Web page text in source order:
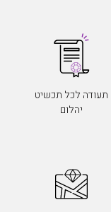
תעודה לכל תכשיט
יהלום